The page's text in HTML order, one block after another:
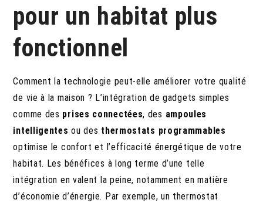
pour un habitat plus
fonctionnel
Comment la technologie peut-elle améliorer votre qualité
de vie à la maison ? L’intégration de gadgets simples
comme des prises connectées, des ampoules
intelligentes ou des thermostats programmables
optimise le confort et l’efficacité énergétique de votre
habitat. Les bénéfices à long terme d’une telle
intégration en valent la peine, notamment en matière
d’économie d’énergie. Par exemple, un thermostat